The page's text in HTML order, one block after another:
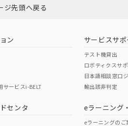
（アメリカ
この製品の規格認証/適合
その他の認証はこちらのページからご
ジ先頭へ戻る
ン
サービスi-BELT
センタ
サービスサポ
テスト機貸出
ロボティクスサ
日本語相談窓口
輸出該非判定
eラーニング
eラーニングのご